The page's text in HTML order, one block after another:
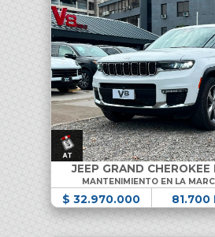
JEEP GRAND
MANTENIMIENTO EN LA
$ 32.970.000 81.700